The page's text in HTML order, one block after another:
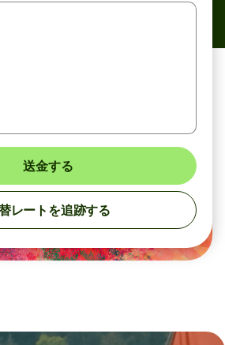
送金する
レートを追跡する